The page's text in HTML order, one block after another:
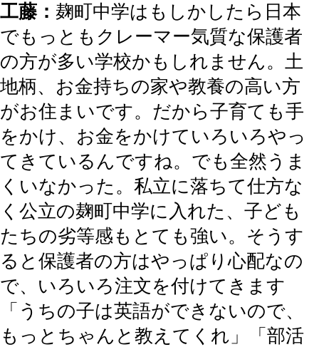
工藤： 麹町中学はもしかしたら日本
でもっともクレーマー気質な保護者
の方が多い学校かもしれません。土
地柄、お金持ちの家や教養の高い方
がお住まいです。だから子育ても手
をかけ、お金をかけていろいろやっ
てきているんですね。でも全然うま
くいなかった。私立に落ちて仕方な
く公立の麹町中学に入れた、子ども
たちの劣等感もとても強い。そうす
ると保護者の方はやっぱり心配なの
で、いろいろ注文を付けてきます
「うちの子は英語ができないので、
もっとちゃんと教えてくれ」「部活